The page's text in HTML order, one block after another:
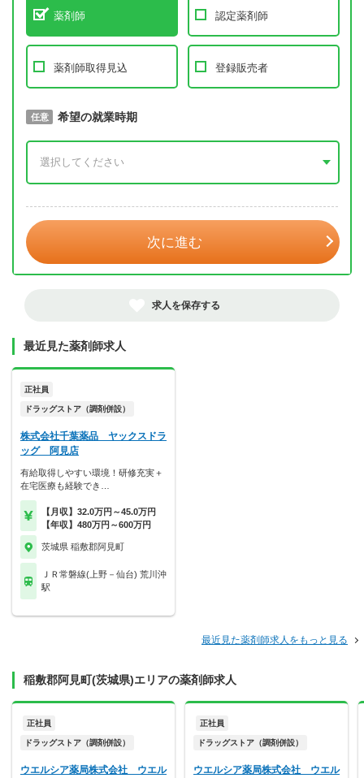
薬剤師 認定薬剤師
薬剤師取得見込 登録販売者
必須 取得予定年
任意 希望の就業時期
次に進む
求人を保存する
最近見た薬剤師求人
正社員
ドラッグストア（調剤併設）
株式会社千葉薬品 ヤックスドラ
ッグ 阿見店
有給取得しやすい環境！研修充実＋
在宅医療も経験でき…
【月収】32.0万円～45.0万円
【年収】480万円～600万円
茨城県 稲敷郡阿見町
ＪＲ常磐線(上野－仙台) 荒川沖
駅
最近見た薬剤師求人をもっと見る
稲敷郡阿見町(茨城県)エリアの薬剤師求人
正社員
ドラッグストア（調剤併設）
ウエルシア薬局株式会社 ウエル
正社員
ドラッグストア（調剤併設）
ウエルシア薬局株式会社 ウエル